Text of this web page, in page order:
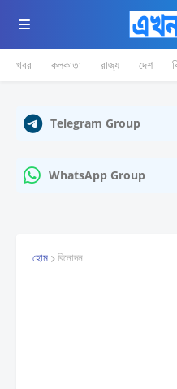
খবর কলকাতা রাজ্য দেশ
Telegram Group
WhatsApp Group
হোম বিনোদন